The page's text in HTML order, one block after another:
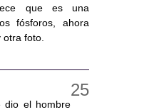
que es una
fósforos, ahora
foto.
dio el hombre